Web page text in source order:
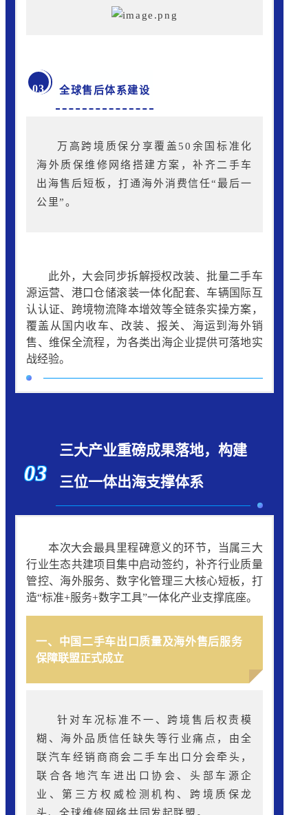
03 全球售后体系建设
万高跨境质保 分享覆盖50余国标准化
海外质保维修网络搭建方案，补齐二手车
出海售后短板，打通海外消费信任“最后一
公里”。
此外，大会同步拆解授权改装、批量二手车
源运营、港口仓储滚装一体化配套、车辆国际互
认认证、跨境物流降本增效等全链条实操方案，
覆盖从国内收车、改装、报关、海运到海外销
售、维保全流程，为各类出海企业提供可落地实
战经验。
03
三大产业重磅成果落地，构建
三位一体出海支撑体系
本次大会最具里程碑意义的环节，当属三大
行业生态共建项目集中启动签约，补齐行业质量
管控、海外服务、数字化管理三大核心短板，打
造“标准+服务+数字工具”一体化产业支撑底座。
一、中国二手车出口质量及海外售后服务
保障联盟正式成立
针对车况标准不一、跨境售后权责模
糊、海外品质信任缺失等行业痛点，由全
联汽车经销商商会二手车出口分会牵头，
联合各地汽车进出口协会、头部车源企
业、第三方权威检测机构、跨境质保龙